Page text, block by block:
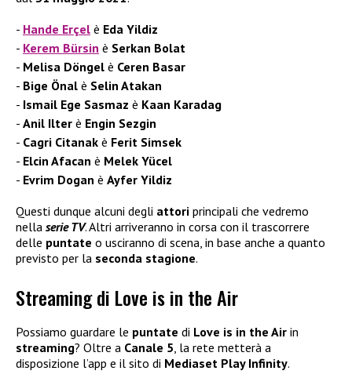
Hande Erçel è Eda Yildiz
Kerem Bürsin è Serkan Bolat
Melisa Döngel è Ceren Basar
Bige Önal è Selin Atakan
Ismail Ege Sasmaz è Kaan Karadag
Anil Ilter è Engin Sezgin
Cagri Citanak è Ferit Simsek
Elcin Afacan è Melek Yücel
Evrim Dogan è Ayfer Yildiz
Questi dunque alcuni degli attori principali che vedremo
nella serie TV. Altri arriveranno in corsa con il trascorrere
delle puntate o usciranno di scena, in base anche a quanto
previsto per la seconda stagione.
Streaming di Love is in the Air
Possiamo guardare le puntate di Love is in the Air in
streaming? Oltre a Canale 5, la rete metterà a
disposizione l’app e il sito di Mediaset Play Infinity.